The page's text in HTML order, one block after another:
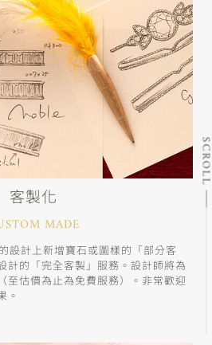
客製化
MADE
設計上新增寶石或圖樣的「部分客
計的「完全客製」服務。設計師將為
至估價為止為免費服務）。非常歡迎
。